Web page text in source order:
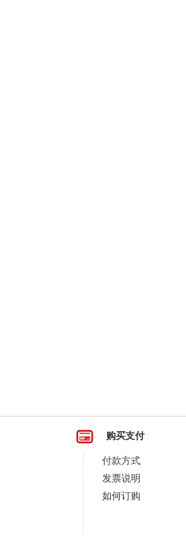
购买支付
付款方式
发票说明
如何订购